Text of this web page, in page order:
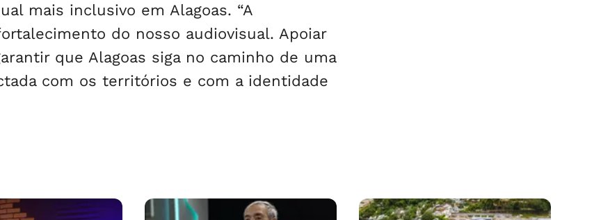
mais inclusivo em Alagoas. “A
do nosso audiovisual. Apoiar
que Alagoas siga no caminho de uma
com os territórios e com a identidade